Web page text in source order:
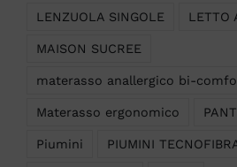
LENZUOLA SINGOLE LETTO
MAISON SUCREE
materasso anallergico bi-
Materasso ergonomico
Piumini PIUMINI